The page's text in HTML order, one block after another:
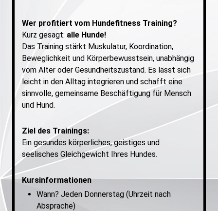
Wer profitiert vom Hundefitness Training?
Kurz gesagt: alle Hunde!
Das Training stärkt Muskulatur, Koordination,
Beweglichkeit und Körperbewusstsein, unabhängig
vom Alter oder Gesundheitszustand. Es lässt sich
leicht in den Alltag integrieren und schafft eine
sinnvolle, gemeinsame Beschäftigung für Mensch
und Hund.
Ziel des Trainings:
Ein gesundes körperliches, geistiges und
seelisches Gleichgewicht Ihres Hundes.
Kursinformationen
Wann? Jeden Donnerstag (Uhrzeit nach
Absprache)